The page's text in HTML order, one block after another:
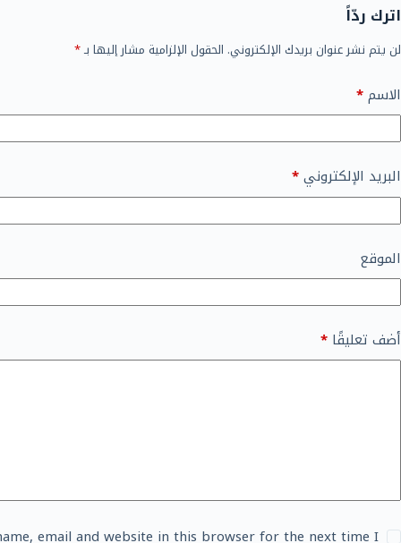
اترك ردّاً
لن يتم نشر عنوان بريدك الإلكتروني. الحقول الإلزامية مشار إليها بـ*
الاسم*
البريد الإلكتروني*
الموقع
أضف تعليقًا *
email and website in this browser for the next time I